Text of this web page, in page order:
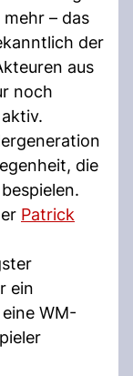
– das
der
aus
noch
aktiv.
die
Patrick
ein
WM-